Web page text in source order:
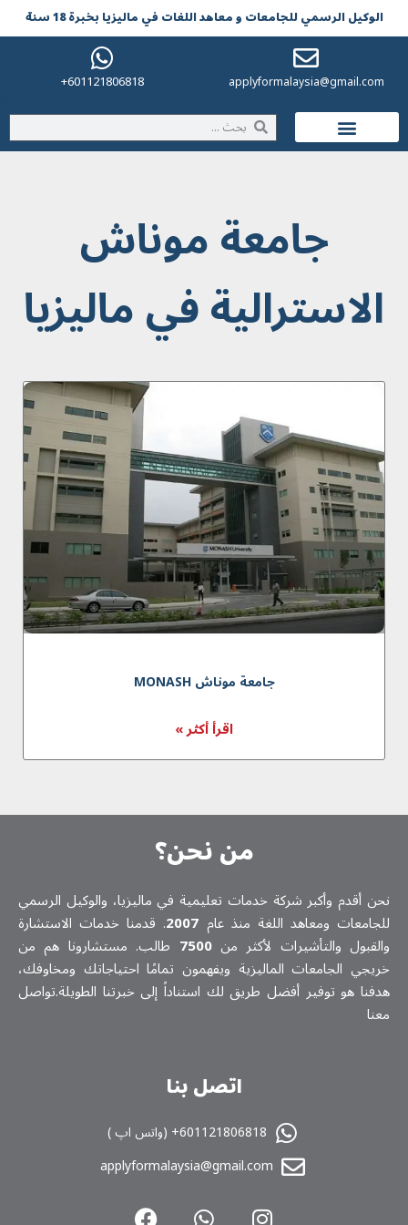
الوکیل الرسمي للجامعات و معاهد اللغات في مالیزیا بخبرة 18 سنة
applyformalaysia@gmail.com
601121806818+
جامعة موناش
الاسترالية في ماليزيا
جامعة موناش MONASH
اقرأ أكثر »
من نحن؟
نحن أقدم وأكبر شركة خدمات تعلیمیة في ماليزيا، والوكيل الرسمي
للجامعات ومعاهد اللغة منذ عام 2007. قدمنا خدمات الاستشارة
والقبول والتأشيرات لأكثر من7500 طالب. مستشارونا هم من
خريجي الجامعات الماليزية ويفهمون تمامًا احتياجاتك ومخاوفك،
هدفنا هو توفير أفضل طريق لك استناداً إلى خبرتنا الطويلة.تواصل
معنا
اتصل بنا
601121806818+ (واتس اپ )
applyformalaysia@gmail.com